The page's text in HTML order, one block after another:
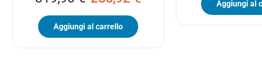
Aggiungi al carrello
Aggiungi al